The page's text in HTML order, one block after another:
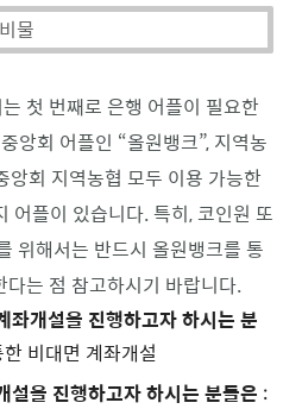
물
첫 번째로 은행 어플이 필요한
앙회 어플인 “올원뱅크”, 지역농
앙회 지역농협 모두 이용 가능한
어플이 있습니다. 특히, 코인원 또
위해서는 반드시 올원뱅크를 통
는 점 참고하시기 바랍니다.
개설을 진행하고자 하시는 분
비대면 계좌개설
을 진행하고자 하시는 분들은 :